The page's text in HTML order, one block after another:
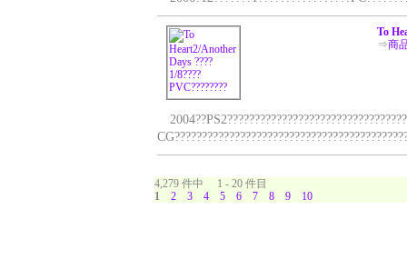
To
⇒商
4,279 件中 1 - 20 件目
1
2 3 4 5 6 7 8 9 10